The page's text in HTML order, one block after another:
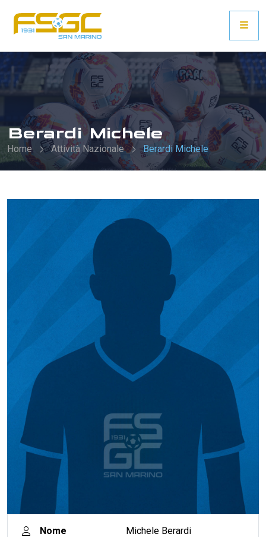
Berardi Michele
Home Attività Nazionale Berardi Michele
Nome Michele Berardi